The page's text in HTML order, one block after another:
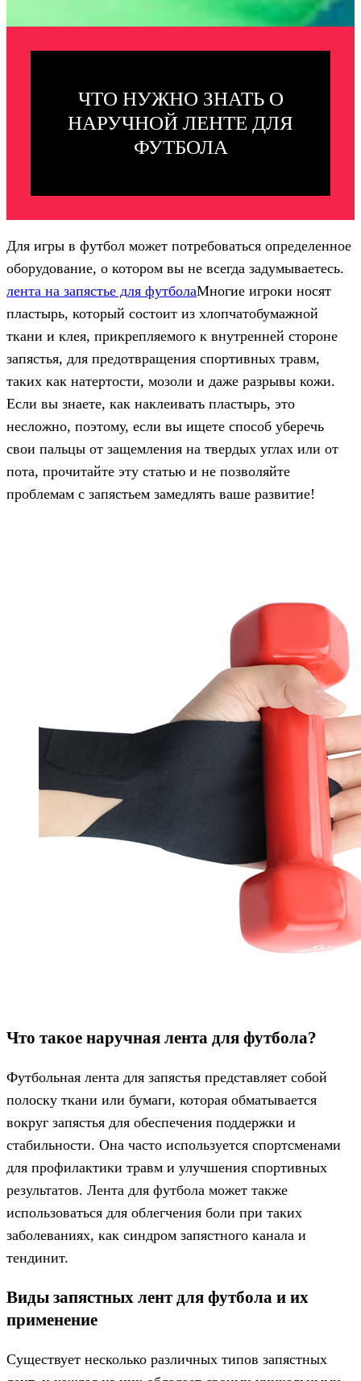
ЧТО НУЖНО ЗНАТЬ О
НАРУЧНОЙ ЛЕНТЕ ДЛЯ
ФУТБОЛА
Для игры в футбол может потребоваться определенное
оборудование, о котором вы не всегда задумываетесь.
лента на запястье для футболаМногие игроки носят
пластырь, который состоит из хлопчатобумажной
ткани и клея, прикрепляемого к внутренней стороне
запястья, для предотвращения спортивных травм,
таких как натертости, мозоли и даже разрывы кожи.
Если вы знаете, как наклеивать пластырь, это
несложно, поэтому, если вы ищете способ уберечь
свои пальцы от защемления на твердых углах или от
пота, прочитайте эту статью и не позволяйте
проблемам с запястьем замедлять ваше развитие!
Что такое наручная лента для футбола?
Футбольная лента для запястья представляет собой
полоску ткани или бумаги, которая обматывается
вокруг запястья для обеспечения поддержки и
стабильности. Она часто используется спортсменами
для профилактики травм и улучшения спортивных
результатов. Лента для футбола может также
использоваться для облегчения боли при таких
заболеваниях, как синдром запястного канала и
тендинит.
Виды запястных лент для футбола и их
применение
Существует несколько различных типов запястных